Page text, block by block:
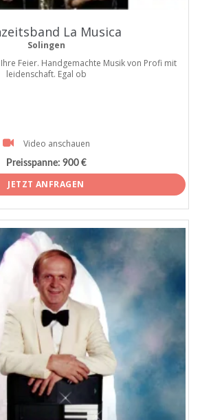
La Musica
Solingen
Feier. Handgemachte Musik von Profi mit
leidenschaft. Egal ob
Video anschauen
Preisspanne: 900 €
JETZT ANFRAGEN